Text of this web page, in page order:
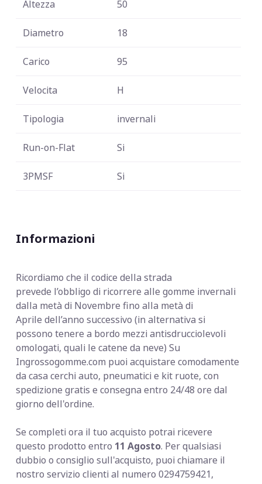
Altezza 50
Diametro 18
Carico 95
Velocita H
Tipologia invernali
Run-on-Flat Si
3PMSF Si
Informazioni
Ricordiamo che il codice della strada
prevede l’obbligo di ricorrere alle gomme invernali
dalla metà di Novembre fino alla metà di
Aprile dell’anno successivo (in alternativa si
possono tenere a bordo mezzi antisdrucciolevoli
omologati, quali le catene da neve) Su
Ingrossogomme.com puoi acquistare comodamente
da casa cerchi auto, pneumatici e kit ruote, con
spedizione gratis e consegna entro 24/48 ore dal
giorno dell'ordine.
Se completi ora il tuo acquisto potrai ricevere
questo prodotto entro 11 Agosto. Per qualsiasi
dubbio o consiglio sull'acquisto, puoi chiamare il
nostro servizio clienti al numero 0294759421,